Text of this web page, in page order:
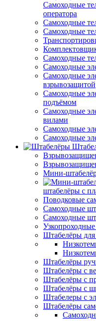
Самоходные
оператора
Самоходные
Самоходные
Самоходные
Самоходные
Самоходные
взрывозащитой
Самоходные
подъёмом
Самоходные
вилами
Самоходные
Самоходные
Мини-
штабелёры с
Поводковые
Самоходные
Самоходные
Штабелёры для
Штабелёры
Штабелёры с
Штабелёры с
Штабелёры с
Штабелеры с
Штабелёры